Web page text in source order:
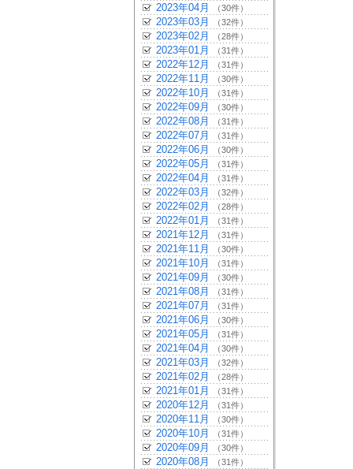
2023年04月 （30件）
2023年03月 （32件）
2023年02月 （28件）
2023年01月 （31件）
2022年12月 （31件）
2022年11月 （30件）
2022年10月 （31件）
2022年09月 （30件）
2022年08月 （31件）
2022年07月 （31件）
2022年06月 （30件）
2022年05月 （31件）
2022年04月 （31件）
2022年03月 （32件）
2022年02月 （28件）
2022年01月 （31件）
2021年12月 （31件）
2021年11月 （30件）
2021年10月 （31件）
2021年09月 （30件）
2021年08月 （31件）
2021年07月 （31件）
2021年06月 （30件）
2021年05月 （31件）
2021年04月 （30件）
2021年03月 （32件）
2021年02月 （28件）
2021年01月 （31件）
2020年12月 （31件）
2020年11月 （30件）
2020年10月 （31件）
2020年09月 （30件）
2020年08月 （31件）